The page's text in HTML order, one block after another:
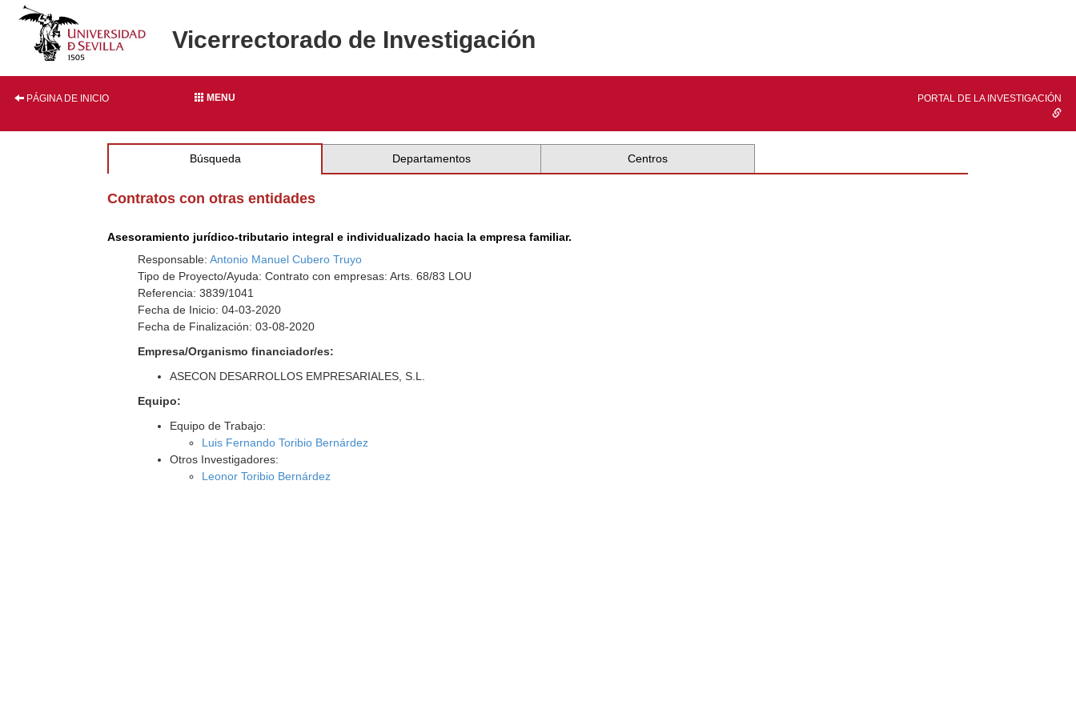
Vicerrectorado de Investigación
PÁGINA DE INICIO MENU PORTAL DE LA INVESTIGACIÓN
Búsqueda Departamentos Centros
Contratos con otras entidades
Asesoramiento jurídico-tributario integral e individualizado hacia la empresa familiar.
Responsable:Antonio Manuel Cubero Truyo
Tipo de Proyecto/Ayuda: Contrato con empresas: Arts. 68/83 LOU
Referencia: 3839/1041
Fecha de Inicio: 04-03-2020
Fecha de Finalización: 03-08-2020
Empresa/Organismo financiador/es:
ASECON DESARROLLOS EMPRESARIALES, S.L.
Equipo:
Equipo de Trabajo:
Luis Fernando Toribio Bernárdez
Otros Investigadores:
Leonor Toribio Bernárdez